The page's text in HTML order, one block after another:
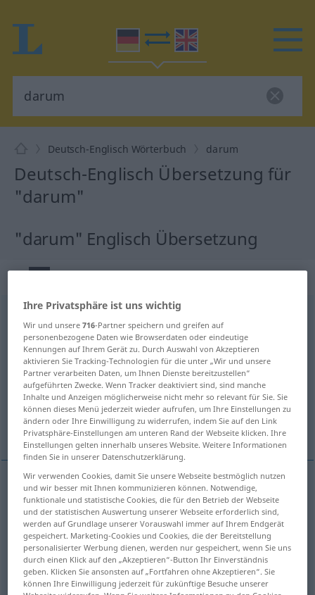
Deutsch-Englisch Wörterbuch darum
Deutsch-Englisch Übersetzung für
"darum"
"darum" Englisch Übersetzung
„darum“: Adverb
darum [daˈrʊm; ˈdaːˌrʊm]
Übersicht aller Übersetzungen
(Für mehr Details die Übersetzung anklicken/antippen)
around it (, around there about it
because of it Weitere Beispiele...
(a)round it (odthat, them) darum räumlich
(a)round there darum betont
Ihre Privatsphäre ist uns wichtig
Wir und unsere716-Partner speichern und greifen auf
personenbezogene Daten wie Browserdaten oder eindeutige
Kennungen auf Ihrem Gerät zu. Durch Auswahl von Akzeptieren
aktivieren Sie Tracking-Technologien für die unter „Wir und unsere
Partner verarbeiten Daten, um Ihnen Dienste bereitzustellen“
aufgeführten Zwecke. Wenn Tracker deaktiviert sind, sind manche
Inhalte und Anzeigen möglicherweise nicht mehr so relevant für Sie. Sie
können dieses Menü jederzeit wieder aufrufen, um Ihre Einstellungen zu
ändern oder Ihre Einwilligung zu widerrufen, indem Sie auf den Link
Privatsphäre-Einstellungen am unteren Rand der Webseite klicken. Ihre
Einstellungen gelten innerhalb unseres Website. Weitere Informationen
finden Sie in unserer Datenschutzerklärung.
Wir verwenden Cookies, damit Sie unsere Webseite bestmöglich nutzen
und wir besser mit Ihnen kommunizieren können. Notwendige,
funktionale und statistische Cookies, die für den Betrieb der Webseite
und der statistischen Auswertung unserer Webseite erforderlich sind,
werden auf Grundlage unserer Vorauswahl immer auf Ihrem Endgerät
gespeichert. Marketing-Cookies und Cookies, die der Bereitstellung
personalisierter Werbung dienen, werden nur gespeichert, wenn Sie uns
durch einen Klick auf den „Akzeptieren“-Button Ihr Einverständnis
geben. Klicken Sie ansonsten auf „Fortfahren ohne Akzeptieren“. Sie
können Ihre Einwilligung jederzeit für zukünftige Besuche unserer